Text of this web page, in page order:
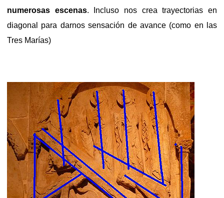
numerosas escenas. Incluso nos crea trayectorias en
diagonal para darnos sensación de avance (como en las
Tres Marías)